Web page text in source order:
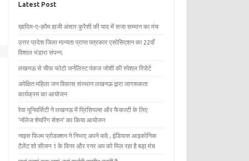
Latest Post
ख़ादिम-ए-क़ौम हाजी अंसार कुरैशी की याद में सजा सम्मान का मंच
उत्तर प्रदेश जिला मान्यता प्राप्त पत्रकार एसोसिएशन का 22वाँ
विशाल भंडारा संपन्न.
लखनऊ से चीफ फोटो जर्नलिस्ट पंकज जोशी की स्पेशल रिपोर्ट
अपेक्षित महिला जन विकास संस्थान लखनऊ द्वारा जागरूकता
कार्यक्रम का आयोजन
रेवा यूनिवर्सिटी ने लखनऊ में प्रिंसिपल्स और फैकल्टी के लिए
‘नॉलेज शेयरिंग सेशन’ का किया आयोजन
नाइस फिल्म प्रोडक्शन ने निभाए अपने वादे , इंडियास आइकोनिक
टैलेंट शो सीजन 1 के विनर और रनर अप को मिल रहा है बड़ा मंच